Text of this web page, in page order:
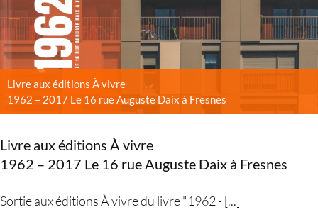
Livre aux éditions À vivre
1962 – 2017 Le 16 rue Auguste Daix à Fresnes
Livre aux éditions À vivre
1962 – 2017 Le 16 rue Auguste Daix à Fresnes
Sortie aux éditions À vivre du livre "1962 - [...]